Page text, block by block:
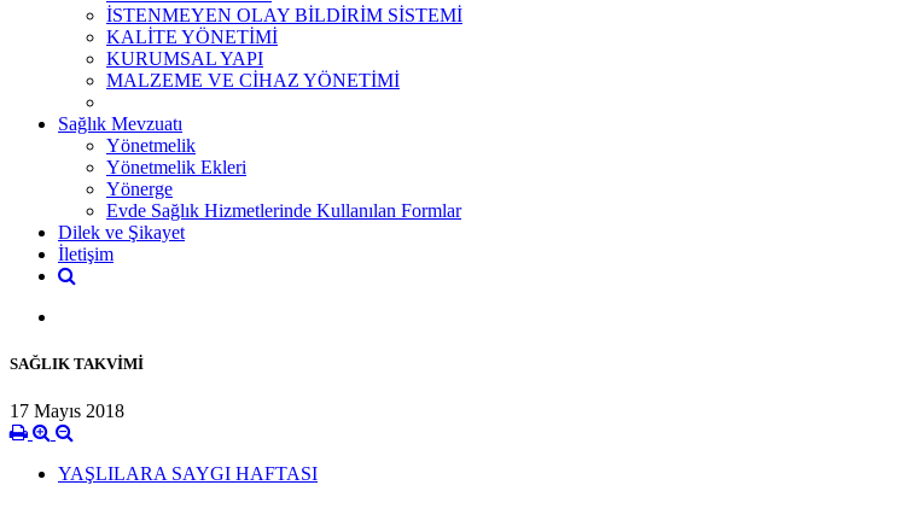
İSTENMEYEN OLAY BİLDİRİM SİSTEMİ
KALİTE YÖNETİMİ
KURUMSAL YAPI
MALZEME VE CİHAZ YÖNETİMİ
Sağlık Mevzuatı
Yönetmelik
Yönetmelik Ekleri
Yönerge
Evde Sağlık Hizmetlerinde Kullanılan Formlar
Dilek ve Şikayet
İletişim
SAĞLIK TAKVİMİ
17 Mayıs 2018
YAŞLILARA SAYGI HAFTASI